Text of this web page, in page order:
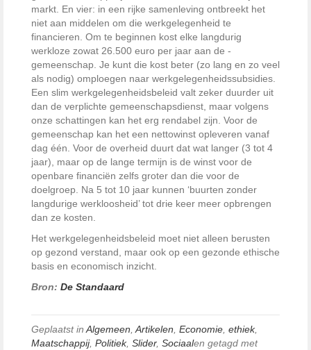
markt. En vier: in een rijke samen­leving ontbreekt het
niet aan middelen om die werkgelegenheid te
financieren. Om te beginnen kost ­elke langdurig
werkloze zowat 26.500 euro per jaar aan de ­
gemeenschap. Je kunt die kost beter (zo lang en zo veel
als nodig) omploegen naar werkgelegenheidssubsidies.
Een slim werkgelegenheidsbeleid valt zeker duurder uit
dan de verplichte ­gemeenschapsdienst, maar volgens
onze schattingen kan het erg rendabel zijn. Voor de
gemeenschap kan het een nettowinst opleveren vanaf
dag één. Voor de overheid duurt dat wat langer (3 tot 4
jaar), maar op de lange termijn is de winst voor de
openbare financiën zelfs ­groter dan die voor de
doelgroep. Na ­5 tot 10 jaar kunnen ‘buurten zonder
langdurige werkloosheid’ tot drie keer meer opbrengen
dan ze kosten.
Het werkgelegenheidsbeleid moet niet alleen berusten
op gezond verstand, maar ook op een gezonde ethische
basis en economisch inzicht.
Bron: De Standaard
Geplaatst in Algemeen Artikelen Economie ethiek,
Maatschappij, Politiek, Slider, Sociaalen getagd met